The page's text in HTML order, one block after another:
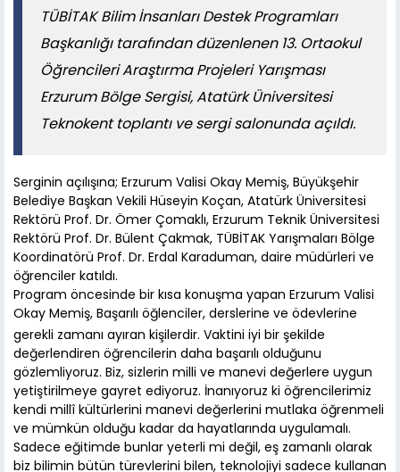
TÜBİTAK Bilim İnsanları Destek Programları
Başkanlığı tarafından düzenlenen 13. Ortaokul
Öğrencileri Araştırma Projeleri Yarışması
Erzurum Bölge Sergisi, Atatürk Üniversitesi
Teknokent toplantı ve sergi salonunda açıldı.
Serginin açılışına; Erzurum Valisi Okay Memiş, Büyükşehir
Belediye Başkan Vekili Hüseyin Koçan, Atatürk Üniversitesi
Rektörü Prof. Dr. Ömer Çomaklı, Erzurum Teknik Üniversitesi
Rektörü Prof. Dr. Bülent Çakmak, TÜBİTAK Yarışmaları Bölge
Koordinatörü Prof. Dr. Erdal Karaduman, daire müdürleri ve
öğrenciler katıldı.
Program öncesinde bir kısa konuşma yapan Erzurum Valisi
Okay Memiş, Başarılı öğlenciler, derslerine ve ödevlerine
gerekli zamanı ayıran kişilerdir. Vaktini iyi bir şekilde
değerlendiren öğrencilerin daha başarılı olduğunu
gözlemliyoruz. Biz, sizlerin milli ve manevi değerlere uygun
yetiştirilmeye gayret ediyoruz. İnanıyoruz ki öğrencilerimiz
kendi millî kültürlerini manevi değerlerini mutlaka öğrenmeli
ve mümkün olduğu kadar da hayatlarında uygulamalı.
Sadece eğitimde bunlar yeterli mi değil, eş zamanlı olarak
biz bilimin bütün türevlerini bilen, teknolojiyi sadece kullanan